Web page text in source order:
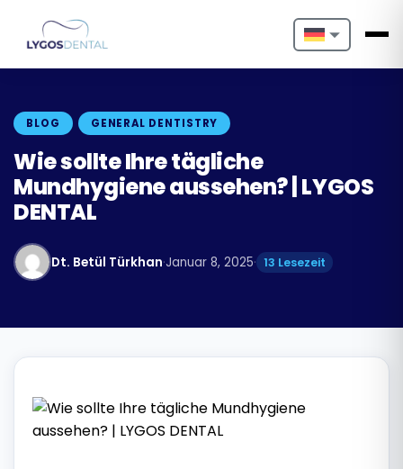
Nederlands
Deutsch
Español
Italiano
BLOG GENERAL DENTISTRY
Wie sollte Ihre tägliche
Mundhygiene aussehen? | LYGOS
DENTAL
Dt. Betül Türkhan·Januar 8, 2025· 13 Lesezeit